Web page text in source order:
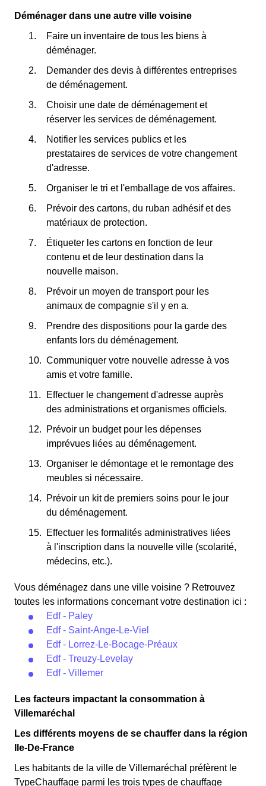
Déménager dans une autre ville voisine
Faire un inventaire de tous les biens à
déménager.
Demander des devis à différentes entreprises
de déménagement.
Choisir une date de déménagement et
réserver les services de déménagement.
Notifier les services publics et les
prestataires de services de votre changement
d'adresse.
Organiser le tri et l'emballage de vos affaires.
Prévoir des cartons, du ruban adhésif et des
matériaux de protection.
Étiqueter les cartons en fonction de leur
contenu et de leur destination dans la
nouvelle maison.
Prévoir un moyen de transport pour les
animaux de compagnie s'il y en a.
Prendre des dispositions pour la garde des
enfants lors du déménagement.
Communiquer votre nouvelle adresse à vos
amis et votre famille.
Effectuer le changement d'adresse auprès
des administrations et organismes officiels.
Prévoir un budget pour les dépenses
imprévues liées au déménagement.
Organiser le démontage et le remontage des
meubles si nécessaire.
Prévoir un kit de premiers soins pour le jour
du déménagement.
Effectuer les formalités administratives liées
à l'inscription dans la nouvelle ville (scolarité,
médecins, etc.).
Vous déménagez dans une ville voisine ? Retrouvez
toutes les informations concernant votre destination ici :
Edf - Paley
Edf - Saint-Ange-Le-Viel
Edf - Lorrez-Le-Bocage-Préaux
Edf - Treuzy-Levelay
Edf - Villemer
Les facteurs impactant la consommation à
Villemaréchal
Les différents moyens de se chauffer dans la région
Ile-De-France
Les habitants de la ville de Villemaréchal préfèrent le
TypeChauffage parmi les trois types de chauffage